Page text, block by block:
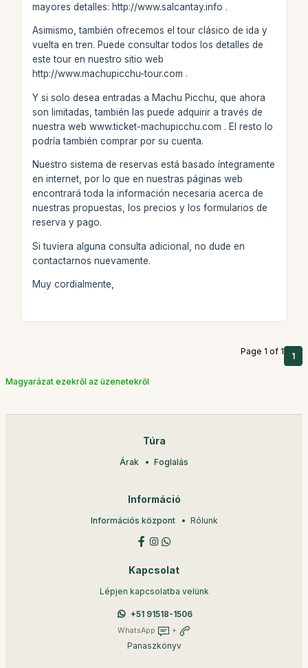
mayores detalles: http://www.salcantay.info .
Asimismo, también ofrecemos el tour clásico de ida y
vuelta en tren. Puede consultar todos los detalles de
este tour en nuestro sitio web
http://www.machupicchu-tour.com .
Y si solo desea entradas a Machu Picchu, que ahora
son limitadas, también las puede adquirir a través de
nuestra web www.ticket-machupicchu.com . El resto lo
podría también comprar por su cuenta.
Nuestro sistema de reservas está basado íntegramente
en internet, por lo que en nuestras páginas web
encontrará toda la información necesaria acerca de
nuestras propuestas, los precios y los formularios de
reserva y pago.
Si tuviera alguna consulta adicional, no dude en
contactarnos nuevamente.
Muy cordialmente,
Page 1 of 1 1
Magyarázat ezekről az üzenetekről
Túra
Árak Foglalás
Információ
Információs központ Rólunk
Kapcsolat
Lépjen kapcsolatba velünk
+51 91518-1506
WhatsApp +
Panaszkönyv